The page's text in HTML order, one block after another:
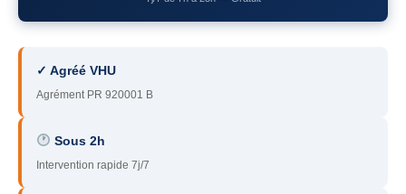
78– Yvelines
93– Seine-Saint-Denis
95– Val d’Oise
✓ Agréé VHU
Agrément PR 920001 B
Sous 2h
Intervention rapide 7j/7